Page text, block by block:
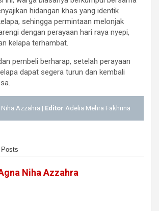
hidangan khas yang identik
sehingga permintaan melonjak
dengan perayaan hari raya nyepi,
kelapa terhambat.
pembeli berharap, setelah perayaan
dapat segera turun dan kembali
Azzahra | Editor Adelia Mehra Fakhrina
Niha Azzahra